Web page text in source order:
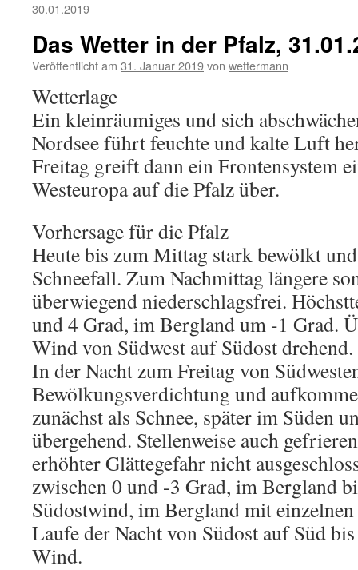
30.01.2019
Das Wetter in der Pfalz,
Veröffentlicht am 31. Januar 2019von wettermann
Wetterlage
Ein kleinräumiges und sich
Nordsee führt feuchte und kalte Luft
Freitag greift dann ein Frontensystem
Westeuropa auf die Pfalz über.
Vorhersage für die Pfalz
Heute bis zum Mittag stark bewölkt
Schneefall. Zum Nachmittag längere
überwiegend niederschlagsfrei.
und 4 Grad, im Bergland um -1 Grad.
Wind von Südwest auf Südost drehend.
In der Nacht zum Freitag von
Bewölkungsverdichtung und
zunächst als Schnee, später im Süden
übergehend. Stellenweise auch
erhöhter Glättegefahr nicht
zwischen 0 und -3 Grad, im Bergland
Südostwind, im Bergland mit
Laufe der Nacht von Südost auf Süd
Wind.